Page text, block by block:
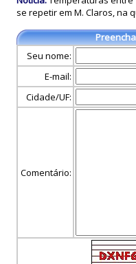
se repetir em M. Claros, na
Seu nome:
E-mail:
Cidade/UF:
Comentário: